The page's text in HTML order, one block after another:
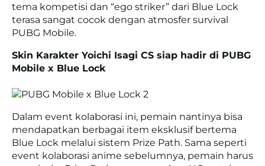
tema kompetisi dan “ego striker” dari Blue Lock
terasa sangat cocok dengan atmosfer survival
PUBG Mobile.
Skin Karakter Yoichi Isagi CS siap hadir di PUBG
Mobile x Blue Lock
Dalam event kolaborasi ini, pemain nantinya bisa
mendapatkan berbagai item eksklusif bertema
Blue Lock melalui sistem Prize Path. Sama seperti
event kolaborasi anime sebelumnya, pemain harus